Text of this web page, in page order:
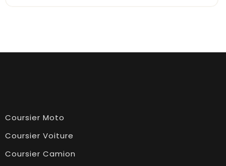
Coursier Moto
Coursier Voiture
Coursier Camion